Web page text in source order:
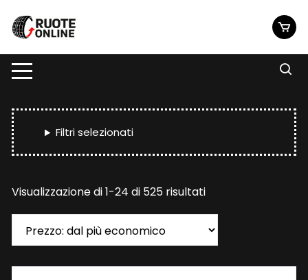
contenuto
Filtri selezionati
Visualizzazione di 1-24 di 525 risultatiPrezzo: